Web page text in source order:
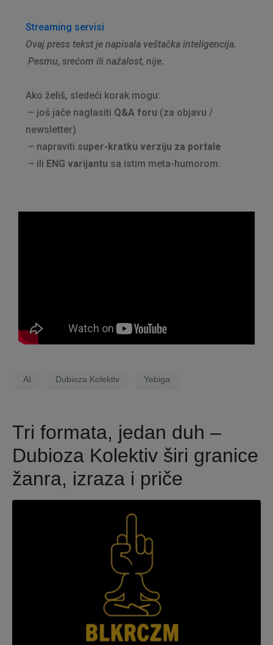
Streaming servisi
Ovaj press tekst je napisala veštačka inteligencija.
Pesmu, srećom ili nažalost, nije.
Ako želiš, sledeći korak mogu:
– još jače naglasiti Q&A foru (za objavu /
newsletter)
– napraviti super-kratku verziju za portale
– ili ENG varijantu sa istim meta-humorom.
AI Dubioza Kolektiv Yebiga
Tri formata, jedan duh –
Dubioza Kolektiv širi granice
žanra, izraza i priče